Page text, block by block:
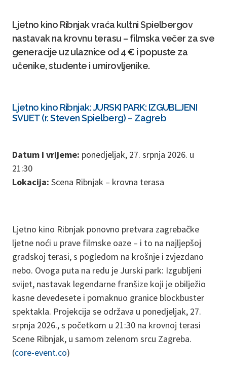
Ljetno kino Ribnjak vraća kultni Spielbergov
nastavak na krovnu terasu – filmska večer za sve
generacije uz ulaznice od 4 € i popuste za
učenike, studente i umirovljenike.
Ljetno kino Ribnjak: JURSKI PARK: IZGUBLJENI
SVIJET (r. Steven Spielberg) – Zagreb
Datum i vrijeme: ponedjeljak, 27. srpnja 2026. u
21:30
Lokacija: Scena Ribnjak – krovna terasa
Ljetno kino Ribnjak ponovno pretvara zagrebačke
ljetne noći u prave filmske oaze – i to na najljepšoj
gradskoj terasi, s pogledom na krošnje i zvjezdano
nebo. Ovoga puta na redu je Jurski park: Izgubljeni
svijet, nastavak legendarne franšize koji je obilježio
kasne devedesete i pomaknuo granice blockbuster
spektakla. Projekcija se održava u ponedjeljak, 27.
srpnja 2026., s početkom u 21:30 na krovnoj terasi
Scene Ribnjak, u samom zelenom srcu Zagreba.
(core-event.co)